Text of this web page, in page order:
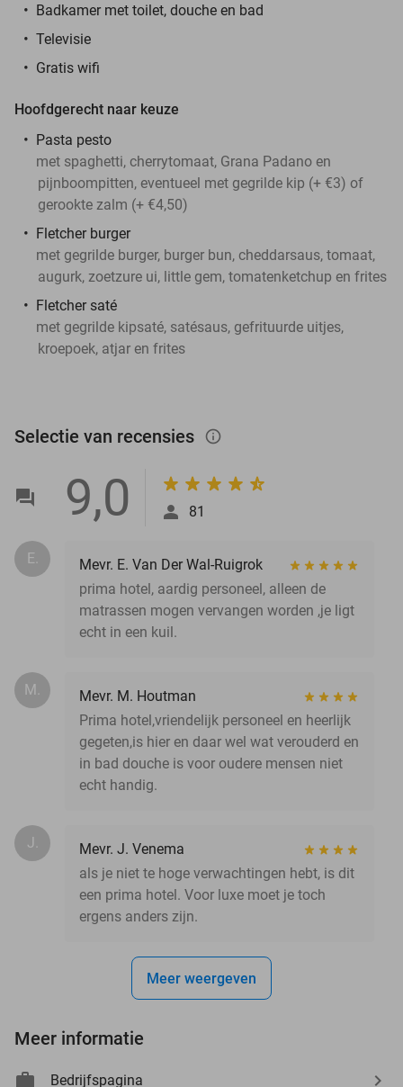
Badkamer met toilet, douche en bad
Televisie
Gratis wifi
Hoofdgerecht naar keuze
Pasta pesto
met spaghetti, cherrytomaat, Grana Padano en
pijnboompitten, eventueel met gegrilde kip (+ €3) of
gerookte zalm (+ €4,50)
Fletcher burger
met gegrilde burger, burger bun, cheddarsaus, tomaat,
augurk, zoetzure ui, little gem, tomatenketchup en frites
Fletcher saté
met gegrilde kipsaté, satésaus, gefrituurde uitjes,
kroepoek, atjar en frites
Selectie van recensies info_outlined
9,0 81
E.
Mevr. E. Van Der Wal-Ruigrok
prima hotel, aardig personeel, alleen de
matrassen mogen vervangen worden ,je ligt
echt in een kuil.
M.
Mevr. M. Houtman
Prima hotel,vriendelijk personeel en heerlijk
gegeten,is hier en daar wel wat verouderd en
in bad douche is voor oudere mensen niet
echt handig.
J.
Mevr. J. Venema
als je niet te hoge verwachtingen hebt, is dit
een prima hotel. Voor luxe moet je toch
ergens anders zijn.
Meer weergeven
Meer informatie
Bedrijfspagina